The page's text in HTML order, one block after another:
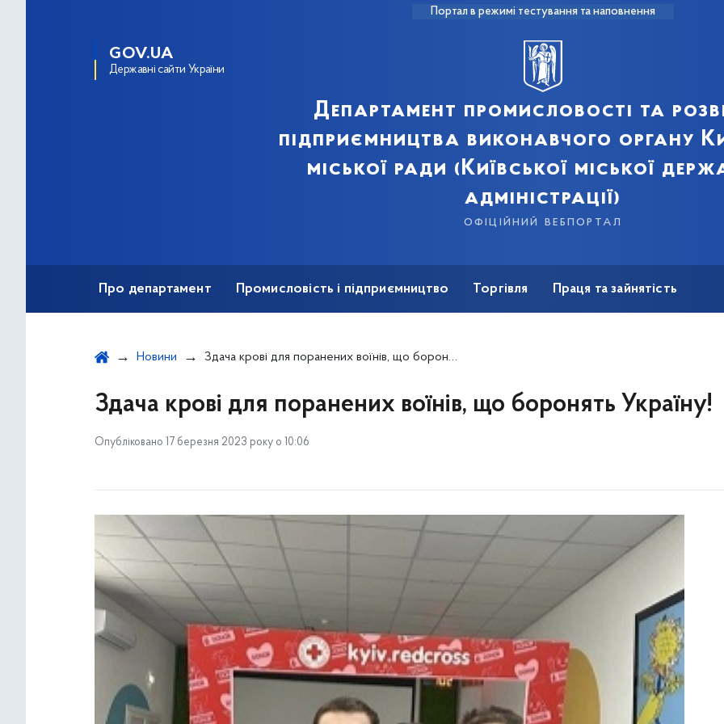
Портал в режимі тестування та наповнення
GOV.UA
Державні сайти України
Департамент промисловості та
підприємництва виконавчого органу
міської ради (Київської міської
адміністрації)
офіційний вебпортал
Про департамент Промисловість і підприємництво Торгівля Праця та зайнятість
Новини Здача крові для поранених воїнів, що боронять Україну!
Здача крові для поранених воїнів, що боронять Україну!
Опубліковано 17 березня 2023 року о 10:06